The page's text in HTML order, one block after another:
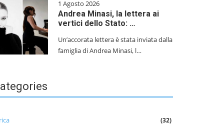
1 Agosto 2026
Andrea Minasi, la lettera ai
vertici dello Stato: …
Un’accorata lettera è stata inviata dalla
famiglia di Andrea Minasi, l…
(32)